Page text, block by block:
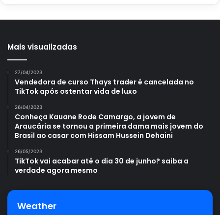
Mais visualizadas
27/04/2023
Vendedora de curso Thays trader é cancelada no
TikTok após ostentar vida de luxo
26/04/2023
Conheça Kauane Rode Camargo, a jovem de
Araucária se tornou a primeira dama mais jovem do
Brasil ao casar com Hissam Hussein Dehaini
26/05/2023
TikTok vai acabar até o dia 30 de junho? saiba a
verdade agora mesmo
Weather